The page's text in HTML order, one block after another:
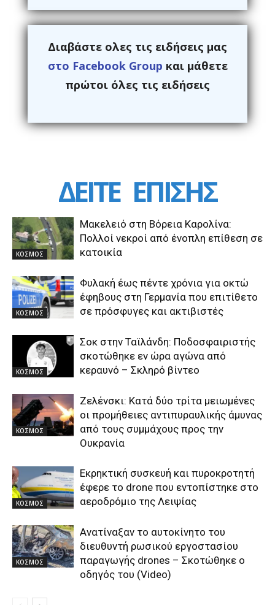
Διαβάστε ολες τις ειδήσεις μας
στο Facebook Group και μάθετε
πρώτοι όλες τις ειδήσεις
ΔΕΙΤΕ ΕΠΙΣΗΣ
ΚΟΣΜΟΣ
Μακελειό στη Βόρεια Καρολίνα:
Πολλοί νεκροί από ένοπλη επίθεση σε
κατοικία
ΚΟΣΜΟΣ
Φυλακή έως πέντε χρόνια για οκτώ
έφηβους στη Γερμανία που επιτίθετο
σε πρόσφυγες και ακτιβιστές
ΚΟΣΜΟΣ
Σοκ στην Ταϊλάνδη: Ποδοσφαιριστής
σκοτώθηκε εν ώρα αγώνα από
κεραυνό – Σκληρό βίντεο
ΚΟΣΜΟΣ
Ζελένσκι: Κατά δύο τρίτα μειωμένες
οι προμήθειες αντιπυραυλικής άμυνας
από τους συμμάχους προς την
Ουκρανία
ΚΟΣΜΟΣ
Εκρηκτική συσκευή και πυροκροτητή
έφερε το drone που εντοπίστηκε στο
αεροδρόμιο της Λειψίας
ΚΟΣΜΟΣ
Ανατίναξαν το αυτοκίνητο του
διευθυντή ρωσικού εργοστασίου
παραγωγής drones – Σκοτώθηκε ο
οδηγός του (Video)